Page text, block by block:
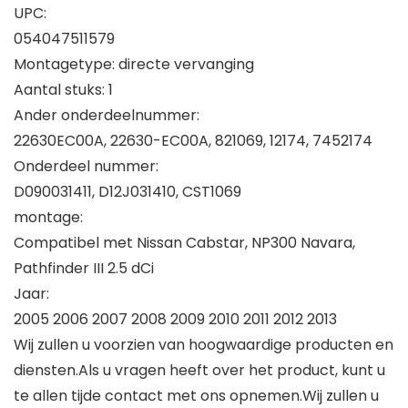
UPC:
054047511579
Montagetype: directe vervanging
Aantal stuks: 1
Ander onderdeelnummer:
22630EC00A, 22630-EC00A, 821069, 12174, 7452174
Onderdeel nummer:
D090031411, D12J031410, CST1069
montage:
Compatibel met Nissan Cabstar, NP300 Navara,
Pathfinder III 2.5 dCi
Jaar:
2005 2006 2007 2008 2009 2010 2011 2012 2013
Wij zullen u voorzien van hoogwaardige producten en
diensten.Als u vragen heeft over het product, kunt u
te allen tijde contact met ons opnemen.Wij zullen u